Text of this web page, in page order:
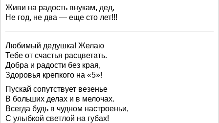
Живи на радость внукам, дед,
Не год, не два — еще сто лет!!!
Любимый дедушка! Желаю
Тебе от счастья расцветать.
Добра и радости без края,
Здоровья крепкого на «5»!
Пускай сопутствует везенье
В больших делах и в мелочах.
Всегда будь в чудном настроеньи,
С улыбкой светлой на губах!